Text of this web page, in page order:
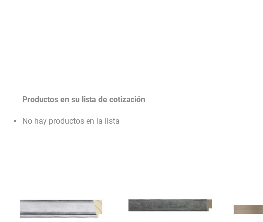
Productos en su lista de cotización
No hay productos en la lista